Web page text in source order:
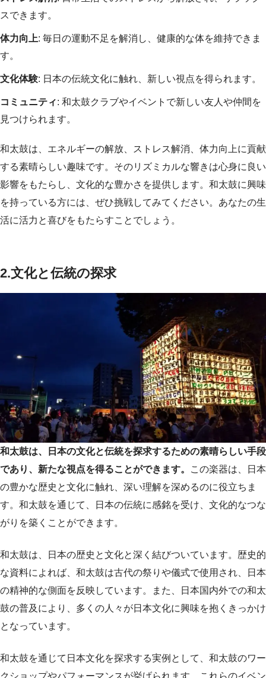
スできます。
体力向上: 毎日の運動不足を解消し、健康的な体を維持できま
す。
文化体験: 日本の伝統文化に触れ、新しい視点を得られます。
コミュニティ: 和太鼓クラブやイベントで新しい友人や仲間を
見つけられます。
和太鼓は、エネルギーの解放、ストレス解消、体力向上に貢献
する素晴らしい趣味です。そのリズミカルな響きは心身に良い
影響をもたらし、文化的な豊かさを提供します。和太鼓に興味
を持っている方には、ぜひ挑戦してみてください。あなたの生
活に活力と喜びをもたらすことでしょう。
2.文化と伝統の探求
和太鼓は、日本の文化と伝統を探求するための素晴らしい手段
であり、新たな視点を得ることができます。
この楽器は、日本
の豊かな歴史と文化に触れ、深い理解を深めるのに役立ちま
す。和太鼓を通じて、日本の伝統に感銘を受け、文化的なつな
がりを築くことができます。
和太鼓は、日本の歴史と文化と深く結びついています。歴史的
な資料によれば、和太鼓は古代の祭りや儀式で使用され、日本
の精神的な側面を反映しています。また、日本国内外での和太
鼓の普及により、多くの人々が日本文化に興味を抱くきっかけ
となっています。
和太鼓を通じて日本文化を探求する実例として、和太鼓のワー
クショップやパフォーマンスが挙げられます。これらのイベン